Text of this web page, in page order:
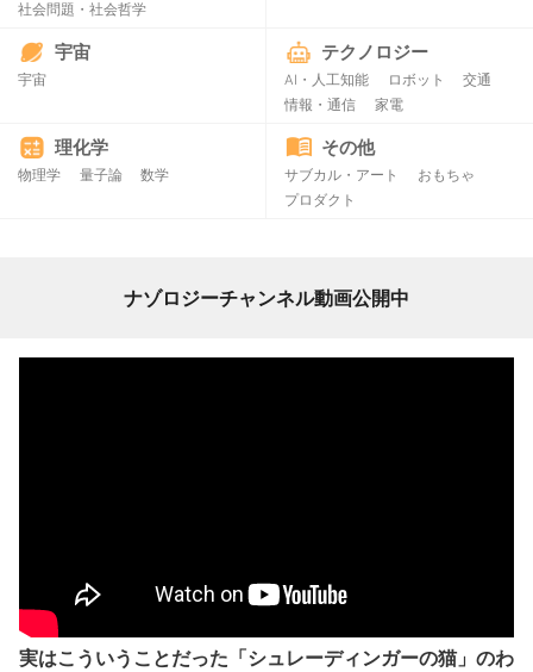
社会問題・社会哲学
宇宙
宇宙
テクノロジー
AI・人工知能 ロボット
交通
情報・通信
家電
理化学
物理学 量子論 数学
その他
サブカル・アート
おもちゃ
プロダクト
ナゾロジーチャンネル動画公開中
実はこういうことだった「シュレーディンガーの猫」のわ